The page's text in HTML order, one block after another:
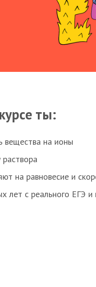
ты:
вещества на ионы
на равновесие и
лет с реального ЕГЭ